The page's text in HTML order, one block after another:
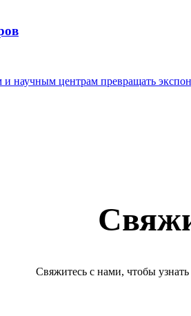
и научным центрам превращать
Свяжитесь с нами, чтобы